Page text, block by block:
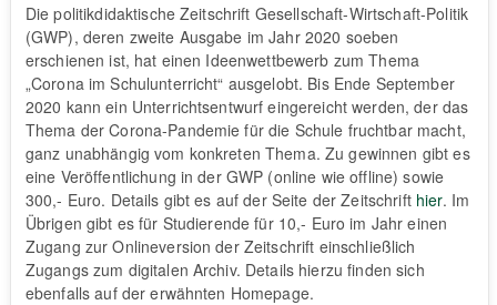
Die politikdidaktische Zeitschrift Gesellschaft-Wirtschaft-Politik
(GWP), deren zweite Ausgabe im Jahr 2020 soeben
erschienen ist, hat einen Ideenwettbewerb zum Thema
„Corona im Schulunterricht“ ausgelobt. Bis Ende September
2020 kann ein Unterrichtsentwurf eingereicht werden, der das
Thema der Corona-Pandemie für die Schule fruchtbar macht,
ganz unabhängig vom konkreten Thema. Zu gewinnen gibt es
eine Veröffentlichung in der GWP (online wie offline) sowie
300,- Euro. Details gibt es auf der Seite der Zeitschrift hier. Im
Übrigen gibt es für Studierende für 10,- Euro im Jahr einen
Zugang zur Onlineversion der Zeitschrift einschließlich
Zugangs zum digitalen Archiv. Details hierzu finden sich
ebenfalls auf der erwähnten Homepage.